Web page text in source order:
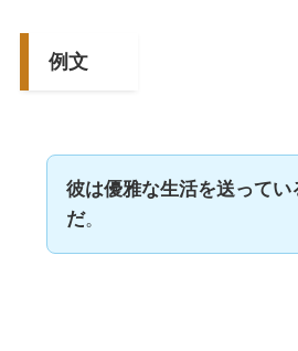
例文
彼は優雅な生活を送ってい
だ。